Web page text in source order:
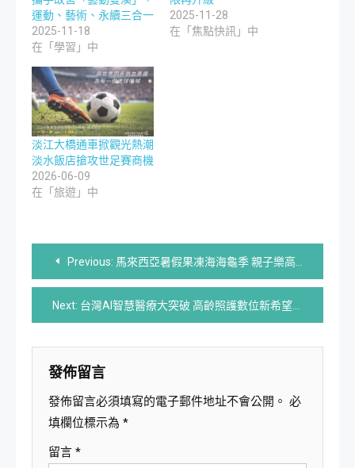
運動、藝術、永續三合一
2025-11-18
在「學習」中
2025-11-28
在「焦點快訊」中
淡江大橋通車掀觀光熱潮
淡水飯店搶攻世足賽商機
2026-06-09
在「旅遊」中
文
章
導
覽
Previous: 馬來西亞暑假果凍海海龜季 親子樂高法拉利超吸睛
Next: 台灣AI智慧醫療大突破 高齡照護數位新希望
發佈留言
發佈留言必須填寫的電子郵件地址不會公開。 必
填欄位標示為 *
留言 *